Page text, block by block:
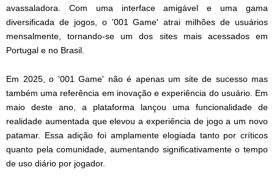
avassaladora. Com uma interface amigável e uma gama
diversificada de jogos, o '001 Game' atrai milhões de usuários
mensalmente, tornando-se um dos sites mais acessados em
Portugal e no Brasil.
Em 2025, o '001 Game' não é apenas um site de sucesso mas
também uma referência em inovação e experiência do usuário. Em
maio deste ano, a plataforma lançou uma funcionalidade de
realidade aumentada que elevou a experiência de jogo a um novo
patamar. Essa adição foi amplamente elogiada tanto por críticos
quanto pela comunidade, aumentando significativamente o tempo
de uso diário por jogador.